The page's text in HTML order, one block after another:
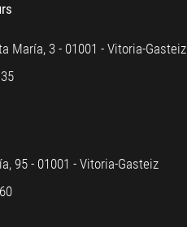
María, 3 - 01001 - Vitoria-Gasteiz
95 - 01001 - Vitoria-Gasteiz